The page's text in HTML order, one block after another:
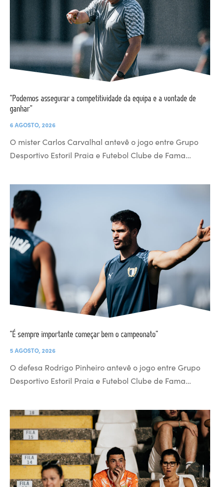
“Podemos assegurar a competitividade da equipa e a vontade de
ganhar”
6 AGOSTO, 2026
O mister Carlos Carvalhal antevê o jogo entre Grupo
Desportivo Estoril Praia e Futebol Clube de Fama…
“É sempre importante começar bem o campeonato”
5 AGOSTO, 2026
O defesa Rodrigo Pinheiro antevê o jogo entre Grupo
Desportivo Estoril Praia e Futebol Clube de Fama…